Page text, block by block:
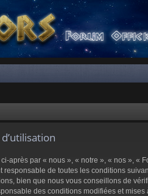
après par « nous », « notre », « nos »,
responsable de toutes les conditions
bien que nous vous conseillons de
des conditions modifiées et mises